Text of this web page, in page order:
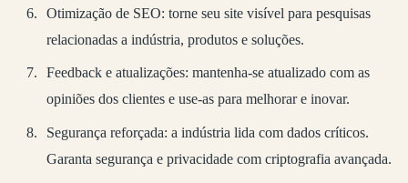
Otimização de SEO: torne seu site visível para pesquisas
relacionadas a indústria, produtos e soluções.
Feedback e atualizações: mantenha-se atualizado com as
opiniões dos clientes e use-as para melhorar e inovar.
Segurança reforçada: a indústria lida com dados críticos.
Garanta segurança e privacidade com criptografia avançada.